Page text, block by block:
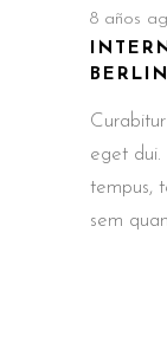
8 años
BERLIN
eget dui.
tempus,
sem